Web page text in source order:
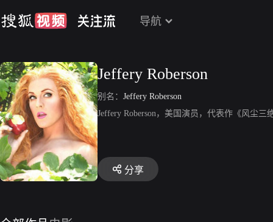
导航
Jeffery Roberson
别名： Jeffery Roberson
Jeffery Roberson，美国演员，代表作《风尘三
分享